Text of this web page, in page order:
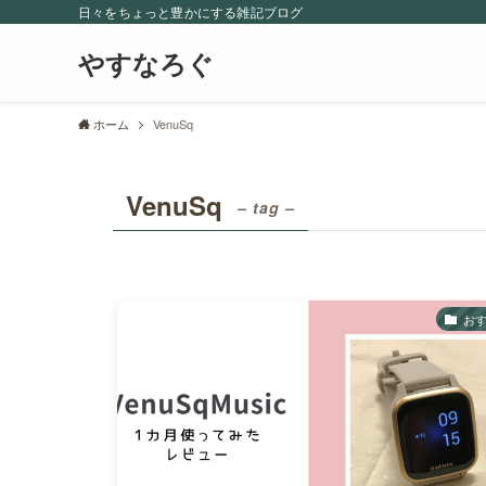
日々をちょっと豊かにする雑記ブログ
やすなろぐ
ホーム VenuSq
VenuSq – tag –
お